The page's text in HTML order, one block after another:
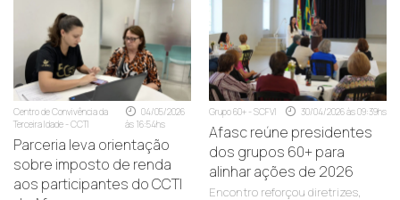
Centro de Convivência da
Terceira Idade - CCTI
04/05/2026
às 16:54hs
Parceria leva orientação
sobre imposto de renda
aos participantes do CCTI
Grupo 60+ - SCFVI 30/04/2026 às 09:39hs
Afasc reúne presidentes
dos grupos 60+ para
alinhar ações de 2026
Encontro reforçou diretrizes,